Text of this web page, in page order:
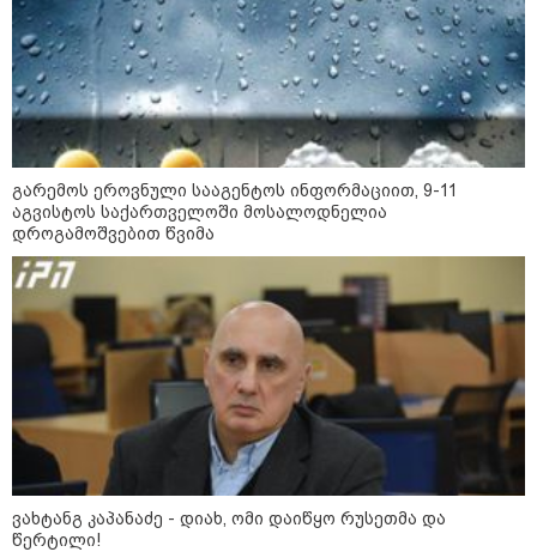
დაკავშირებით ირაკლი
კობახიძის განცხადებას?
კატეგორიის ყველა სიახლე
„გადავწყვიტეთ, უკვე
დასრულებული სივრცის
მონახულების შესაძლებლობა
ახლავე მოგცეთ“ - თბილისის
ახალი ზოოპარკი სატესტო
რეჟიმში იხსნება
რა არის ცნობილი,
საქართველოში დაფუძნებულ
კრიპტოკომპანიაზე, რომელიც
აშშ-ს სახაზინო დეპარტამენტმა
დაასანქცირა
გარემოს ეროვნული სააგენტოს ინფორმაციით, 9-11
აგვისტოს საქართველოში მოსალოდნელია
დროგამოშვებით წვიმა
ვახტანგ კაპანაძე - დიახ, ომი დაიწყო რუსეთმა და
წერტილი!